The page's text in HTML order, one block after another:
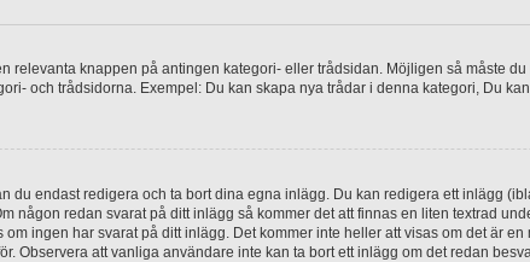
relevanta knappen på antingen kategori- eller trådsidan. Möjligen så måste
och trådsidorna. Exempel: Du kan skapa nya trådar i denna kategori, Du
du endast redigera och ta bort dina egna inlägg. Du kan redigera ett inlägg
någon redan svarat på ditt inlägg så kommer det att finnas en liten textrad
ingen har svarat på ditt inlägg. Det kommer inte heller att visas om det är
Observera att vanliga användare inte kan ta bort ett inlägg om det redan